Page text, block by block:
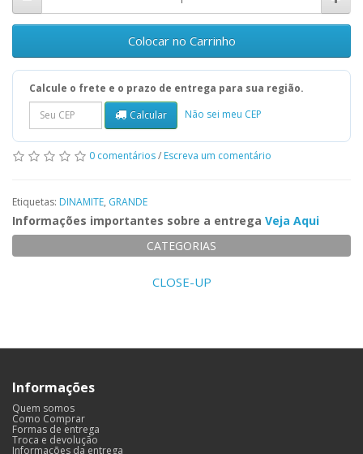
Colocar no Carrinho
Calcule o frete e o prazo de entrega para sua região.
Calcular
Não sei meu CEP
0 comentários/ Escreva um comentário
Etiquetas: DINAMITE, GRANDE
Informações importantes sobre a entrega Veja Aqui
CATEGORIAS
CLOSE-UP
Informações
Quem somos
Como Comprar
Formas de entrega
Troca e devolução
Informações da entrega